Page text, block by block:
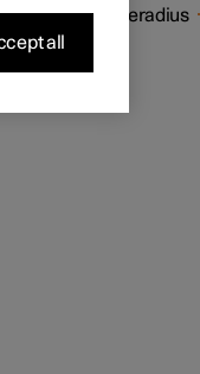
Actieradius
all